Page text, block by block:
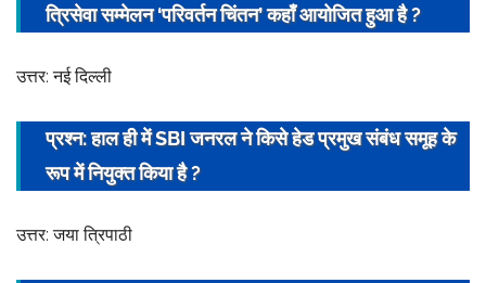
त्रिसेवा सम्मेलन ‘परिवर्तन चिंतन’ कहाँ आयोजित हुआ है ?
उत्तर: नई दिल्ली
प्रश्न: हाल ही में SBI जनरल ने किसे हेड प्रमुख संबंध समूह के
रूप में नियुक्त किया है ?
उत्तर: जया त्रिपाठी